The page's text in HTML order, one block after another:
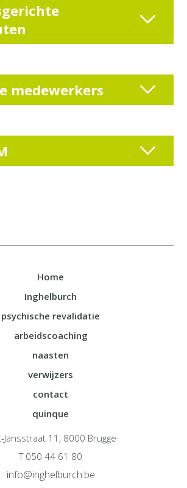
medewerkers
Home
Inghelburch
psychische revalidatie
arbeidscoaching
naasten
verwijzers
contact
quinque
Jansstraat 11, 8000 Brugge
T 050 44 61 80
info@inghelburch.be